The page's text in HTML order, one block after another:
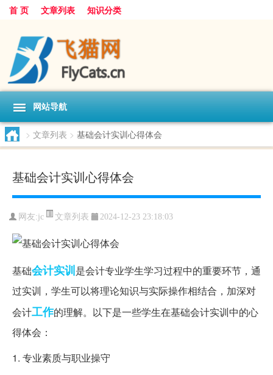
首 页 文章列表 知识分类
网站导航
> 文章列表 > 基础会计实训心得体会
基础会计实训心得体会
网友:jc 文章列表 2024-12-23 23:18:03
基础会计实训是会计专业学生学习过程中的重要环节，通
过实训，学生可以将理论知识与实际操作相结合，加深对
会计工作的理解。以下是一些学生在基础会计实训中的心
得体会：
1. 专业素质与职业操守